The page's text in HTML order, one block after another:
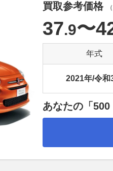
買取参考価格 （
37.9〜
年式
2021年/令和
あなたの「